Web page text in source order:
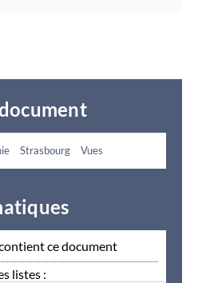
Strasbourg Vues
ce document
listes :